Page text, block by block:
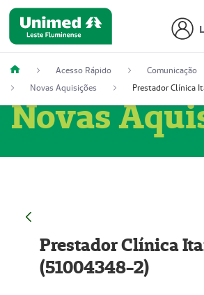
Acesso Rápido
Comunicação
Novas Aquisições
Novas
Prestador Clínica
(51004348-2)